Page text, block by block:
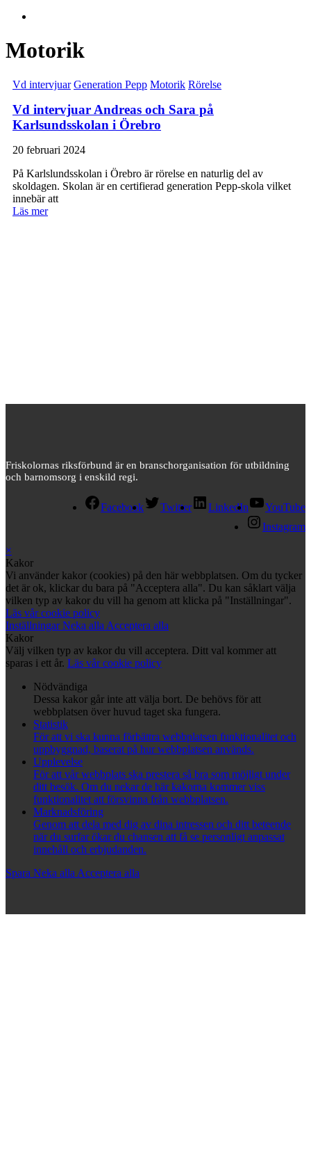
Motorik
Vd intervjuar Generation Pepp Motorik Rörelse
Vd intervjuar Andreas och Sara på
Karlsundsskolan i Örebro
20 februari 2024
På Karlslundsskolan i Örebro är rörelse en naturlig del av
skoldagen. Skolan är en certifierad generation Pepp-skola vilket
innebär att
Läs mer
Friskolornas riksförbund är en branschorganisation för utbildning
och barnomsorg i enskild regi.
Facebook Twitter LinkedIn
YouTube
Instagram
×
Kakor
Vi använder kakor (cookies) på den här webbplatsen. Om du tycker
det är ok, klickar du bara på "Acceptera alla". Du kan såklart välja
vilken typ av kakor du vill ha genom att klicka på "Inställningar".
Läs vår cookie policy
InställningarNeka alla Acceptera alla
Kakor
Välj vilken typ av kakor du vill acceptera. Ditt val kommer att
sparas i ett år. Läs vår cookie policy
Nödvändiga
Dessa kakor går inte att välja bort. De behövs för att
webbplatsen över huvud taget ska fungera.
Statistik
För att vi ska kunna förbättra webbplatsen funktionalitet och
uppbyggnad, baserat på hur webbplatsen används.
Upplevelse
För att vår webbplats ska prestera så bra som möjligt under
ditt besök. Om du nekar de här kakorna kommer viss
funktionalitet att försvinna från webbplatsen.
Marknadsföring
Genom att dela med dig av dina intressen och ditt beteende
när du surfar ökar du chansen att få se personligt anpassat
innehåll och erbjudanden.
Spara Neka alla Acceptera alla